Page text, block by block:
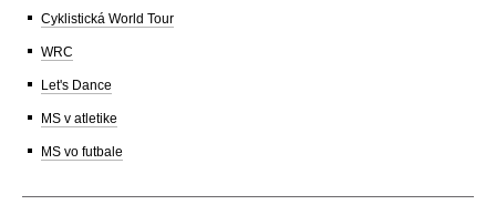
Cyklistická World Tour
WRC
Let's Dance
MS v atletike
MS vo futbale